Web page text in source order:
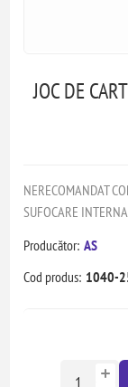
JOC DE
NERECOMANDAT
SUFOCARE
Producător: AS
Cod produs: 1040-